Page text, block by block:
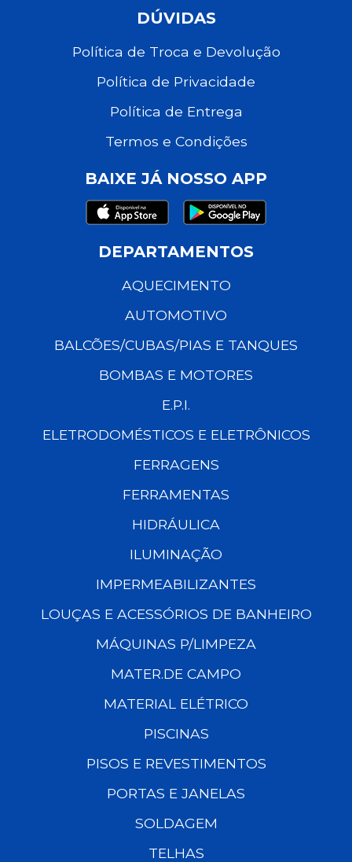
DÚVIDAS
Política de Troca e Devolução
Política de Privacidade
Política de Entrega
Termos e Condições
BAIXE JÁ NOSSO APP
DEPARTAMENTOS
AQUECIMENTO
AUTOMOTIVO
BALCÕES/CUBAS/PIAS E TANQUES
BOMBAS E MOTORES
E.P.I.
ELETRODOMÉSTICOS E ELETRÔNICOS
FERRAGENS
FERRAMENTAS
HIDRÁULICA
ILUMINAÇÃO
IMPERMEABILIZANTES
LOUÇAS E ACESSÓRIOS DE BANHEIRO
MÁQUINAS P/LIMPEZA
MATER.DE CAMPO
MATERIAL ELÉTRICO
PISCINAS
PISOS E REVESTIMENTOS
PORTAS E JANELAS
SOLDAGEM
TELHAS